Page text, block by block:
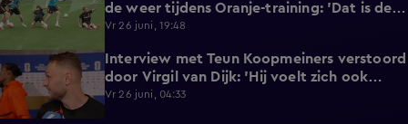
de weer tijdens Oranje-training: 'Dat is de
tweede keer!'
Vr 26 juni, 19:48
2:43
Interview met Teun Koopmeiners verstoord
door Virgil van Dijk: 'Hij voelt zich ook
lekker!'
Vr 26 juni, 04:33